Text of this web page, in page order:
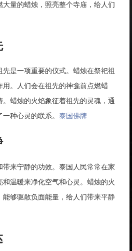
量的蜡烛，照亮整个寺庙，给人们
是一项重要的仪式。蜡烛在祭祀祖
。人们会在祖先的神龛前点燃蜡
蜡烛的火焰象征着祖先的灵魂，通
一种心灵的联系。泰国佛牌
来宁静的功效。泰国人民常常在家
温暖来净化空气和心灵。蜡烛的火
够驱散负面能量，给人们带来平静